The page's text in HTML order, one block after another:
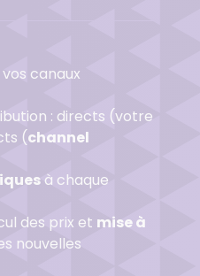
canaux
: directs (votre
(channel
à chaque
des prix et mise à
nouvelles